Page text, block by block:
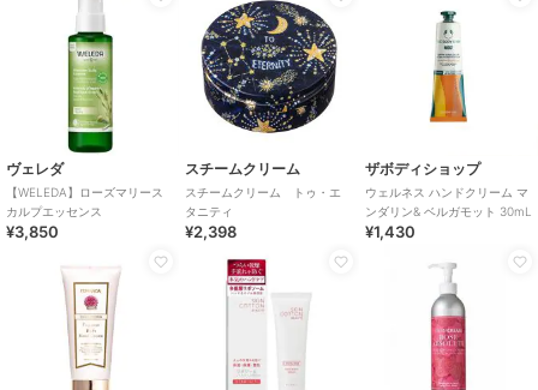
ヴェレダ
【WELEDA】ローズマリース
カルプエッセンス
¥3,850
スチームクリーム
スチームクリーム トゥ・エ
タニティ
¥2,398
ザボディショップ
ウェルネス ハンドクリーム マ
ンダリン& ベルガモット 30mL
¥1,430